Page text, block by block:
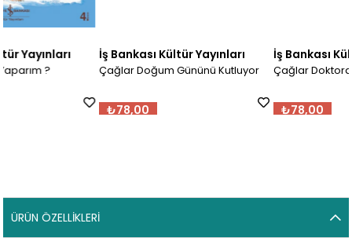
İş Bankası Kültür Yayınları
Çağlar Doğum Gününü Kutluyor
İş Bankası Kültür Yayınları
Çağlar Doktorda
ÜRÜN ÖZELLIKLERI